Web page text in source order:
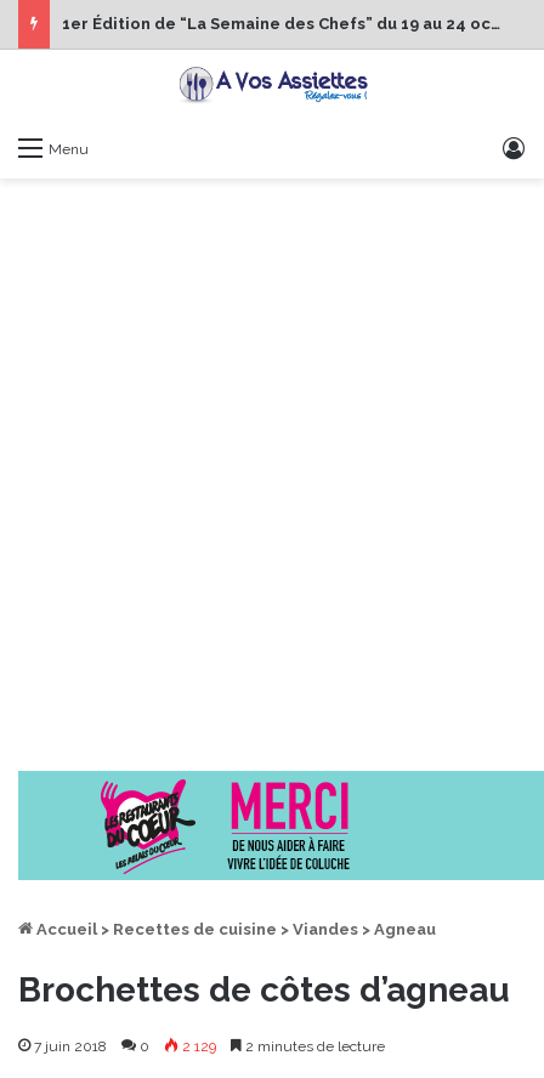
1er Édition de “La Semaine des Chefs” du 19 au 24 octobre 2026
Menu
Accueil > Recettes de cuisine > Viandes > Agneau
Brochettes de côtes d’agneau
7 juin 2018 0 2 129 2 minutes de lecture